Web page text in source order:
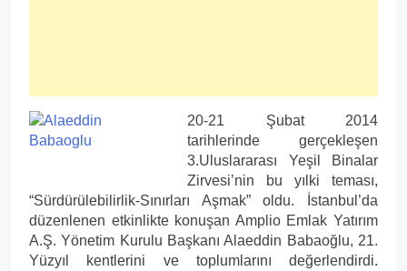
20-21 Şubat 2014
tarihlerinde gerçekleşen
3.Uluslararası Yeşil Binalar
Zirvesi’nin bu yılki teması,
“Sürdürülebilirlik-Sınırları Aşmak” oldu. İstanbul’da
düzenlenen etkinlikte konuşan Amplio Emlak Yatırım
A.Ş. Yönetim Kurulu Başkanı Alaeddin Babaoğlu, 21.
Yüzyıl kentlerini ve toplumlarını değerlendirdi.